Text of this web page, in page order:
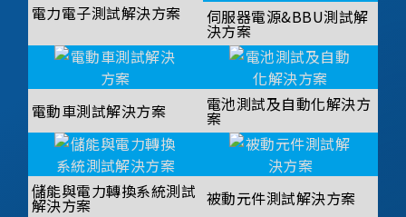
電力電子測試解決方案 伺服器電源&BBU測試解
決方案
電動車測試解決方案 電池測試及自動化解決方
案
儲能與電力轉換系統測試
解決方案 被動元件測試解決方案